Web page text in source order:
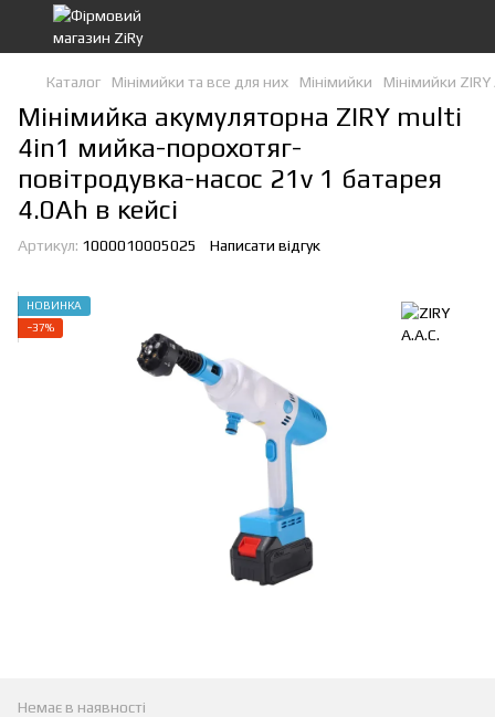
Каталог Мінімийки та все для них Мінімийки Мінімийки ZIRY
Мінімийка акумуляторна ZIRY multi
4in1 мийка-порохотяг-
повітродувка-насос 21v 1 батарея
4.0Ah в кейсі
Артикул: 1000010005025 Написати відгук
НОВИНКА
−37%
Немає в наявності